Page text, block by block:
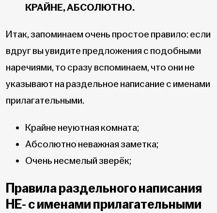
КРАЙНЕ, АБСОЛЮТНО.
Итак, запоминаем очень простое правило: если
вдруг вы увидите предложения с подобными
наречиями, то сразу вспоминаем, что они не
указывают на раздельное написание с именами
прилагательными.
Крайне неуютная комната;
Абсолютно неважная заметка;
Очень несмелый зверёк;
Правила раздельного написания
НЕ- с именами прилагательными